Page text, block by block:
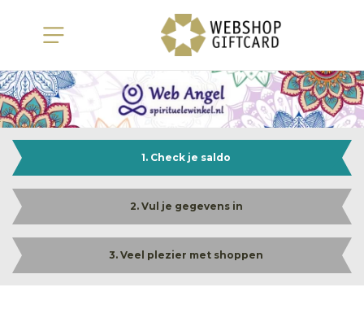
1. Check je saldo
2. Vul je gegevens in
3. Veel plezier met shoppen